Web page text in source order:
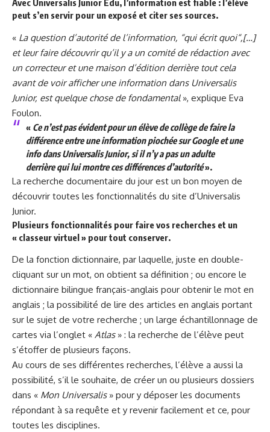
Avec Universalis Junior Edu, l’information est fiable : l’élève
peut s’en servir pour un exposé et citer ses sources.
« La question d’autorité de l’information, “qui écrit quoi“,[…]
et leur faire découvrir qu’il y a un comité de rédaction avec
un correcteur et une maison d’édition derrière tout cela
avant de voir afficher une information dans Universalis
Junior, est quelque chose de fondamental », explique Eva
Foulon.
« Ce n’est pas évident pour un élève de collège de faire la
différence entre une information piochée sur Google et une
info dans Universalis Junior, si il n’y a pas un adulte
derrière qui lui montre ces différences d’autorité».
La recherche documentaire du jour est un bon moyen de
découvrir toutes les fonctionnalités du site d’Universalis
Junior.
Plusieurs fonctionnalités pour faire vos recherches et un
« classeur virtuel » pour tout conserver.
De la fonction dictionnaire, par laquelle, juste en double-
cliquant sur un mot, on obtient sa définition ; ou encore le
dictionnaire bilingue français-anglais pour obtenir le mot en
anglais ; la possibilité de lire des articles en anglais portant
sur le sujet de votre recherche ; un large échantillonnage de
cartes via l’onglet « Atlas » : la recherche de l’élève peut
s’étoffer de plusieurs façons.
Au cours de ses différentes recherches, l’élève a aussi la
possibilité, s’il le souhaite, de créer un ou plusieurs dossiers
dans « Mon Universalis» pour y déposer les documents
répondant à sa requête et y revenir facilement et ce, pour
toutes les disciplines.